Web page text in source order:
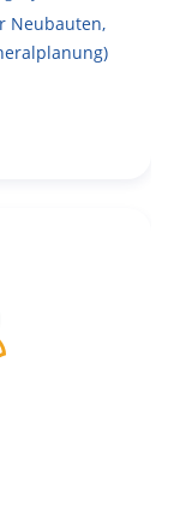
Neubauten,